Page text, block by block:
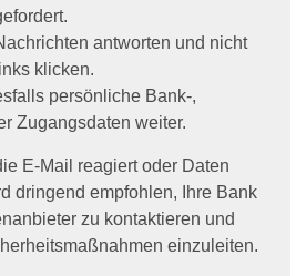
antworten und nicht
klicken.
persönliche Bank-,
Zugangsdaten weiter.
E-Mail reagiert oder Daten
dringend empfohlen, Ihre Bank
zu kontaktieren und
einzuleiten.